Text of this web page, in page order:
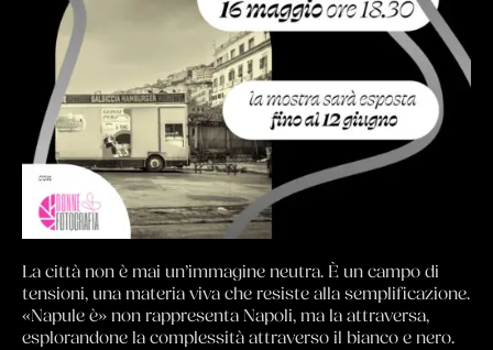
La città non è mai un’immagine neutra. È un campo di
tensioni, una materia viva che resiste alla semplificazione.
«Napule è» non rappresenta Napoli, ma la attraversa,
esplorandone la complessità attraverso il bianco e nero.